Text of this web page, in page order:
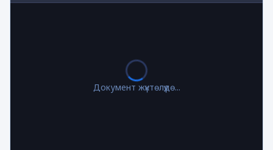
Документ жүктөлүүдө...